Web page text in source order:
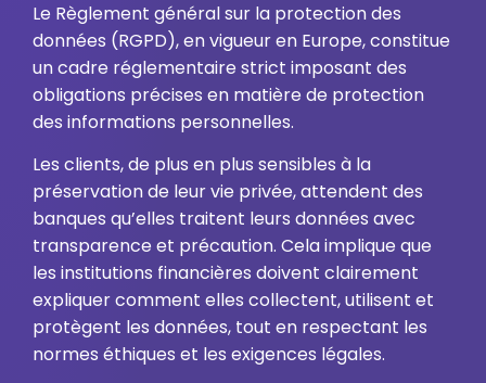
Le Règlement général sur la protection des
données (RGPD), en vigueur en Europe, constitue
un cadre réglementaire strict imposant des
obligations précises en matière de protection
des informations personnelles.
Les clients, de plus en plus sensibles à la
préservation de leur vie privée, attendent des
banques qu’elles traitent leurs données avec
transparence et précaution. Cela implique que
les institutions financières doivent clairement
expliquer comment elles collectent, utilisent et
protègent les données, tout en respectant les
normes éthiques et les exigences légales.